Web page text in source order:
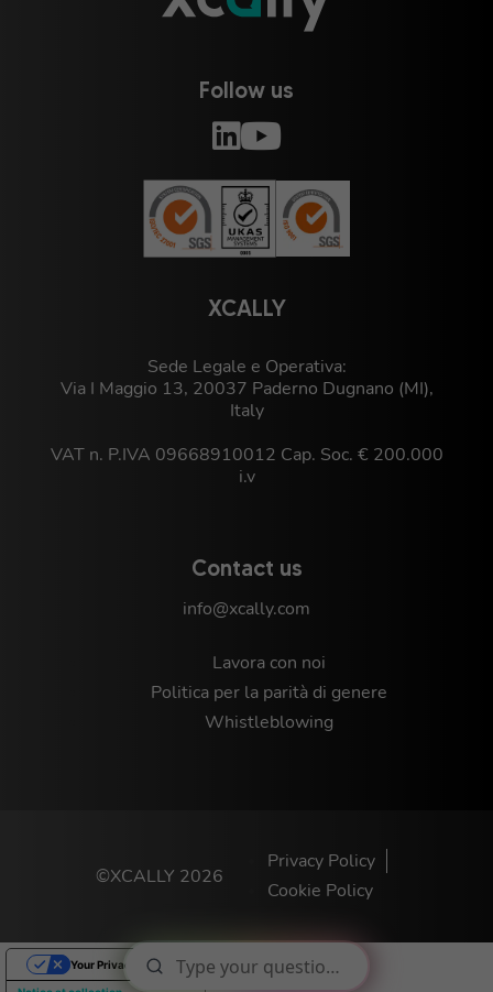
XCALLY
Sede Legale e Operativa:
Via I Maggio 13, 20037 Paderno Dugnano (MI),
Italy
VAT n. P.IVA 09668910012 Cap. Soc. € 200.000
i.v
Contact us
info@xcally.com
Lavora con noi
Politica per la parità di genere
Whistleblowing
Follow us
©XCALLY 2026
Privacy Policy
Cookie Policy
Your Privacy Choices